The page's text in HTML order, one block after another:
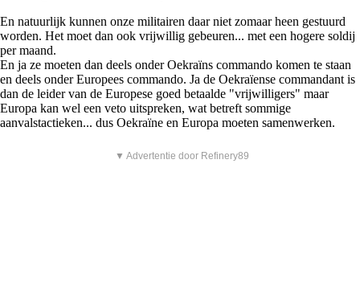
En natuurlijk kunnen onze militairen daar niet zomaar heen gestuurd
worden. Het moet dan ook vrijwillig gebeuren... met een hogere soldij
per maand.
En ja ze moeten dan deels onder Oekraïns commando komen te staan
en deels onder Europees commando. Ja de Oekraïense commandant is
dan de leider van de Europese goed betaalde "vrijwilligers" maar
Europa kan wel een veto uitspreken, wat betreft sommige
aanvalstactieken... dus Oekraïne en Europa moeten samenwerken.
▼ Advertentie door Refinery89